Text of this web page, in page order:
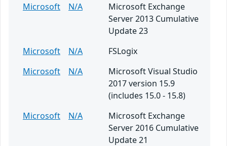
Microsoft N/A
Microsoft Exchange
Server 2013 Cumulative
Update 23
Microsoft
N/A
FSLogix
Microsoft
N/A
Microsoft Visual Studio
2017 version 15.9
(includes 15.0 - 15.8)
Microsoft
N/A
Microsoft Exchange
Server 2016 Cumulative
Update 21